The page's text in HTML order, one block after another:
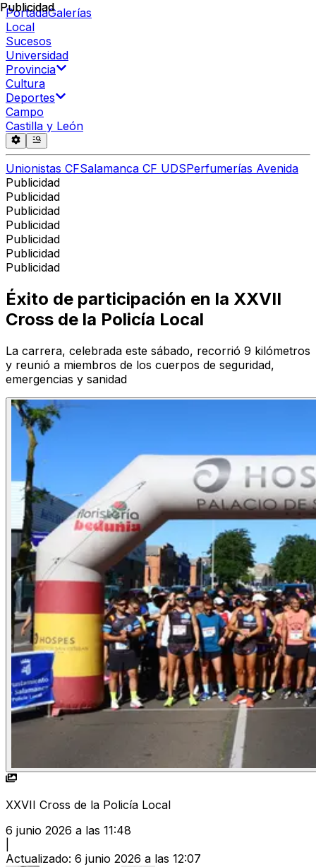
PortadaGalerías
Local
Sucesos
Universidad
Provincia
Cultura
Deportes
Campo
Castilla y León
Unionistas CFSalamanca CF UDSPerfumerías Avenida
Publicidad
Publicidad
Publicidad
Publicidad
Publicidad
Publicidad
Publicidad
Publicidad
Éxito de participación en la XXVII
Cross de la Policía Local
La carrera, celebrada este sábado, recorrió 9 kilómetros
y reunió a miembros de los cuerpos de seguridad,
emergencias y sanidad
XXVII Cross de la Policía Local
6 junio 2026 a las 11:48
Actualizado: 6 junio 2026 a las 12:07
Publicidad